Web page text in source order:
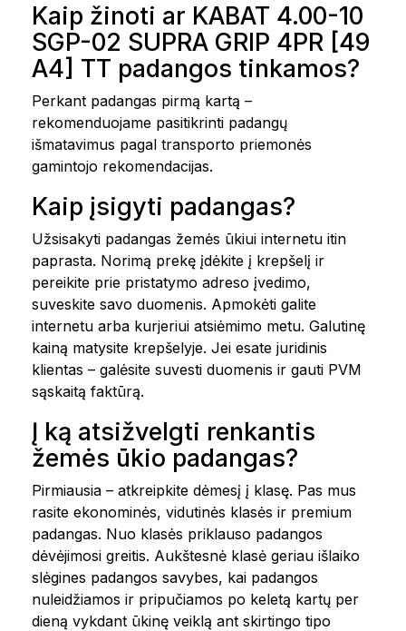
Kaip žinoti ar KABAT 4.00-10
SGP-02 SUPRA GRIP 4PR [49
A4] TT padangos tinkamos?
Perkant padangas pirmą kartą –
rekomenduojame pasitikrinti padangų
išmatavimus pagal transporto priemonės
gamintojo rekomendacijas.
Kaip įsigyti padangas?
Užsisakyti padangas žemės ūkiui internetu itin
paprasta. Norimą prekę įdėkite į krepšelį ir
pereikite prie pristatymo adreso įvedimo,
suveskite savo duomenis. Apmokėti galite
internetu arba kurjeriui atsiėmimo metu. Galutinę
kainą matysite krepšelyje. Jei esate juridinis
klientas – galėsite suvesti duomenis ir gauti PVM
sąskaitą faktūrą.
Į ką atsižvelgti renkantis
žemės ūkio padangas?
Pirmiausia – atkreipkite dėmesį į klasę. Pas mus
rasite ekonominės, vidutinės klasės ir premium
padangas. Nuo klasės priklauso padangos
dėvėjimosi greitis. Aukštesnė klasė geriau išlaiko
slėgines padangos savybes, kai padangos
nuleidžiamos ir pripučiamos po keletą kartų per
dieną vykdant ūkinę veiklą ant skirtingo tipo